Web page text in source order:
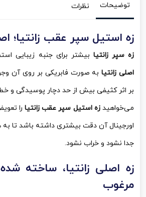
توضیحات نظرات
زه استیل سپر عقب زانتیا؛
زه سپر زانتیا بیشتر برای جنبه زیبایی
اصلی زانتیابه صورت فابریکی بر روی آن
بر اثر کثیفی بیش از حد دچار پوسیدگی
می‌خواهیدزه استیل سپر عقب زانتیا را
اورجینال آن دقت بیشتری داشته باشد تا
جدا نشود و خراب نشود.
زه اصلی زانتیا، ساخته
مرغوب